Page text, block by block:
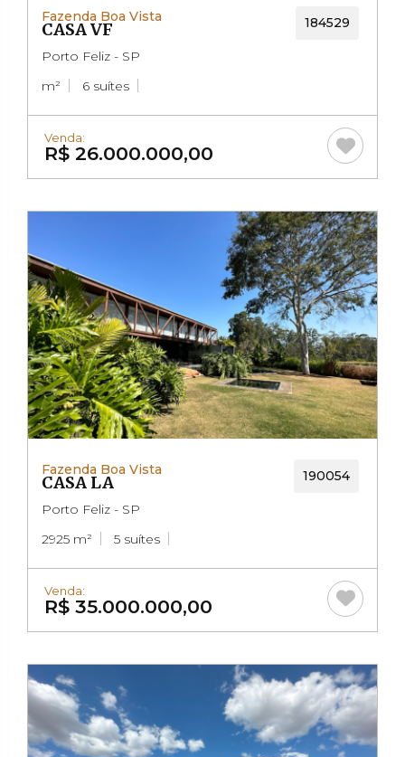
Fazenda Boa Vista
CASA VF
Porto Feliz - SP
184529
m² 6 suítes
Venda:
R$ 26.000.000,00
Fazenda Boa Vista
CASA LA
Porto Feliz - SP
190054
2925 m² 5 suítes
Venda:
R$ 35.000.000,00